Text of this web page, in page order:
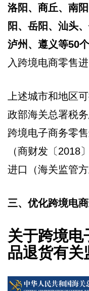
洛阳、商丘、南
阳、岳阳、汕头
泸州、遵义等50
入跨境电商零售
上述城市和地区
政部海关总署税
跨境电子商务零
（商财发〔2018
进口（海关监管
三、优化跨境电
关于跨境电
品退货有关